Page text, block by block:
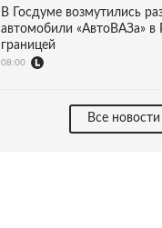
В Госдуме возмутились
автомобили «АвтоВАЗа» в
границей
08:00
Все новости